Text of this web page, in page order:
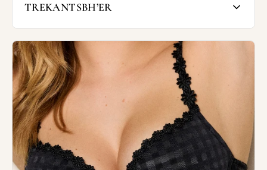
TREKANTSBH’ER
dermed et v-snit for til på barmen. Fordi
trekantsbh'en løber skråt over barmen, kan
modellen være god til kvinder med mindre
fylde øverst på barmen - den skrå linje
lukker skålen for oven, så den ikke så let
gaber.
Mange trekantsbh'er er uden bøjle og derfor
særlig anvendelige til dig, der helst er fri
for traditionelle bøjler.